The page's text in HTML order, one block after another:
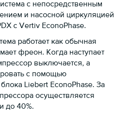
с непосредственным
и насосной циркуляцией
с Vertiv EconoPhase.
работает как обычная
фреон. Когда наступает
выключается, а
с помощью
Liebert EconoPhase. За
осуществляется
до 40%.